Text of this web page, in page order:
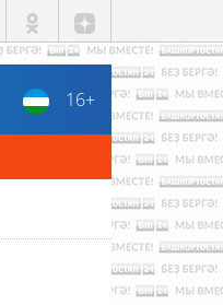
16+